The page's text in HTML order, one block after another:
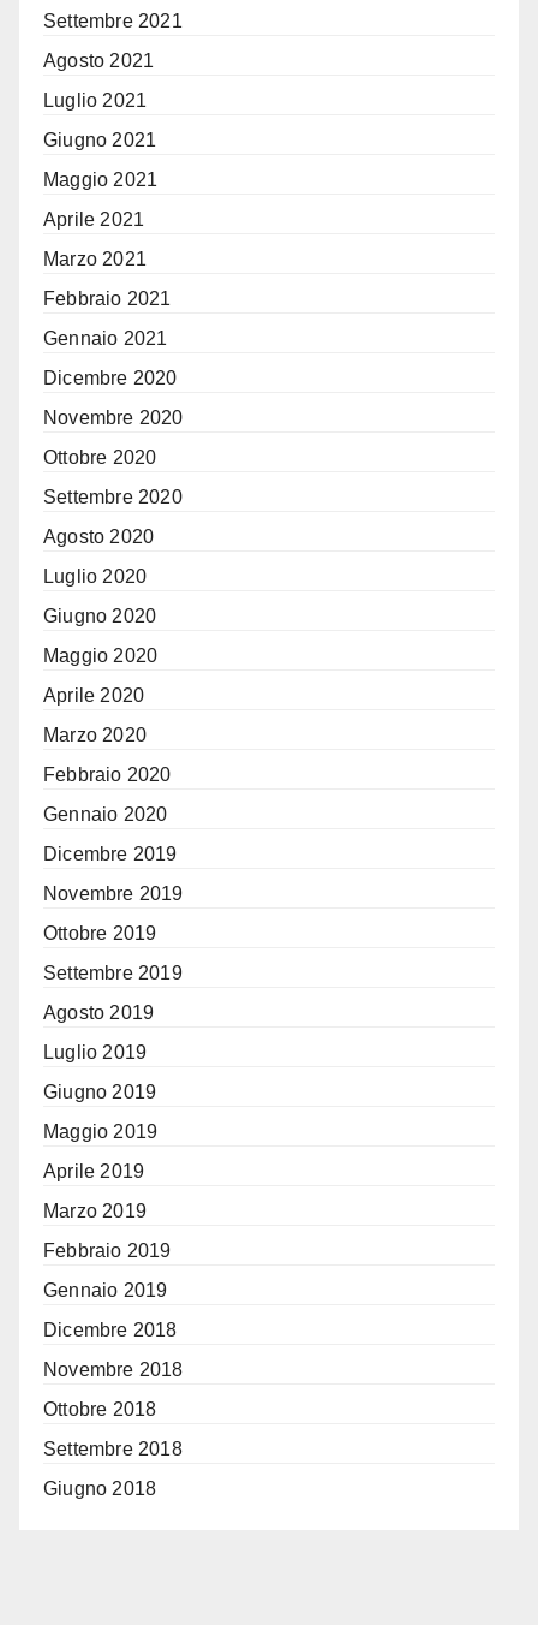
Settembre 2021
Agosto 2021
Luglio 2021
Giugno 2021
Maggio 2021
Aprile 2021
Marzo 2021
Febbraio 2021
Gennaio 2021
Dicembre 2020
Novembre 2020
Ottobre 2020
Settembre 2020
Agosto 2020
Luglio 2020
Giugno 2020
Maggio 2020
Aprile 2020
Marzo 2020
Febbraio 2020
Gennaio 2020
Dicembre 2019
Novembre 2019
Ottobre 2019
Settembre 2019
Agosto 2019
Luglio 2019
Giugno 2019
Maggio 2019
Aprile 2019
Marzo 2019
Febbraio 2019
Gennaio 2019
Dicembre 2018
Novembre 2018
Ottobre 2018
Settembre 2018
Giugno 2018